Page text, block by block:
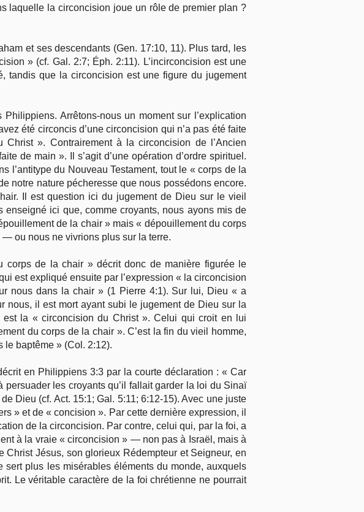
laquelle la circoncision joue un rôle de premier plan ?
et ses descendants (Gen. 17:10, 11). Plus tard, les
» (cf. Gal. 2:7; Éph. 2:11). L’incirconcision est une
tandis que la circoncision est une figure du jugement
Arrêtons-nous un moment sur l’explication
été circoncis d’une circoncision qui n’a pas été faite
». Contrairement à la circoncision de l’Ancien
de main ». Il s’agit d’une opération d’ordre spirituel.
l’antitype du Nouveau Testament, tout le « corps de la
notre nature pécheresse que nous possédons encore.
Il est question ici du jugement de Dieu sur le vieil
ici que, comme croyants, nous ayons mis de
de la chair » mais « dépouillement du corps
ou nous ne vivrions plus sur la terre.
corps de la chair » décrit donc de manière figurée le
est expliqué ensuite par l’expression « la circoncision
nous dans la chair » (1 Pierre 4:1). Sur lui, Dieu « a
nous, il est mort ayant subi le jugement de Dieu sur la
est la « circoncision du Christ ». Celui qui croit en lui
du corps de la chair ». C’est la fin du vieil homme,
le baptême » (Col. 2:12).
en Philippiens 3:3 par la courte déclaration : « Car
les croyants qu’il fallait garder la loi du Sinaï
Dieu (cf. Act. 15:1; Gal. 5:11; 6:12-15). Avec une juste
» et de « concision ». Par cette dernière expression, il
de la circoncision. Par contre, celui qui, par la foi, a
à la vraie « circoncision » — non pas à Israël, mais à
Jésus, son glorieux Rédempteur et Seigneur, en
plus les misérables éléments du monde, auxquels
Le véritable caractère de la foi chrétienne ne pourrait